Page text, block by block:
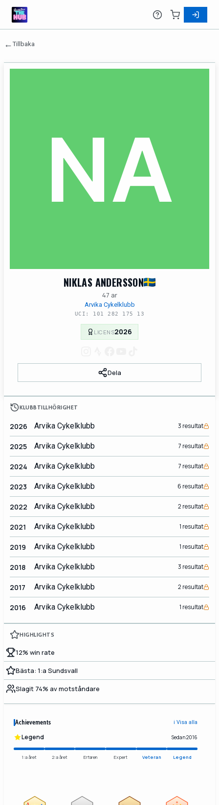
←Tillbaka
NIKLAS ANDERSSON
47 ar
Arvika Cykelklubb
UCI: 101 282 175 13
LICENS2026
Dela
KLUBBTILLHÖRIGHET
2026 Arvika Cykelklubb 3 resultat
2025 Arvika Cykelklubb 7 resultat
2024 Arvika Cykelklubb 7 resultat
2023 Arvika Cykelklubb 6 resultat
2022 Arvika Cykelklubb 2 resultat
2021 Arvika Cykelklubb 1 resultat
2019 Arvika Cykelklubb 1 resultat
2018 Arvika Cykelklubb 3 resultat
2017 Arvika Cykelklubb 2 resultat
2016 Arvika Cykelklubb 1 resultat
HIGHLIGHTS
12% win rate
Bästa: 1:a Sundsvall
Slagit 74% av motståndare
Achievements ℹ️ Visa alla
Legend Sedan 2016
1:a året 2:a året Erfaren Expert Veteran Legend